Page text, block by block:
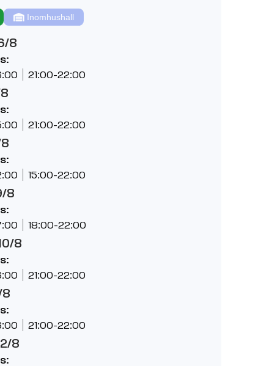
Inomhushall
8
21:00-22:00
21:00-22:00
15:00-22:00
8
18:00-22:00
8
21:00-22:00
8
21:00-22:00
8